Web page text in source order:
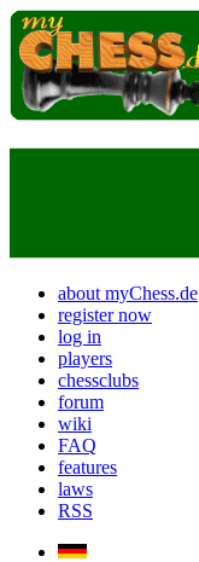
about myChess.de
register now
log in
players
chessclubs
forum
wiki
FAQ
features
laws
RSS